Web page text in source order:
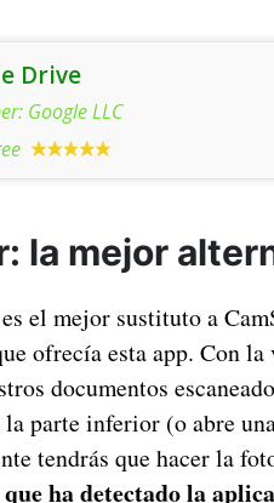
Drive
Google LLC
la mejor
el mejor sustituto a
ofrecía esta app. Con
documentos
la parte inferior (o abre
tendrás que hacer la
ha detectado la